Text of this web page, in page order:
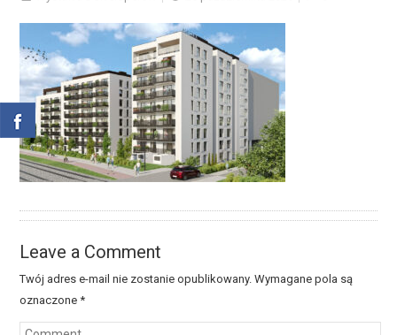
Leave a Comment
Twój adres e-mail nie zostanie opublikowany. Wymagane pola są
oznaczone*